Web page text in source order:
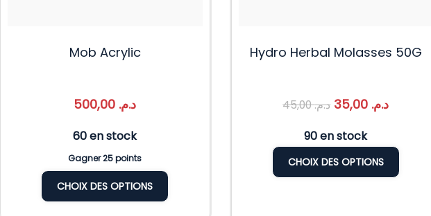
Mob Acrylic
د.م.
60 en stock
Gagner 25 points
CHOIX DES OPTIONS
Hydro Herbal Molasses 50G
د.م.45,00 د.م.
90 en stock
CHOIX DES OPTIONS